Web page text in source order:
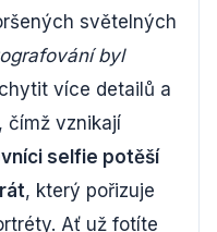
světelných
byl
více detailů a
čímž vznikají
selfie potěší
, který pořizuje
Ať už fotíte